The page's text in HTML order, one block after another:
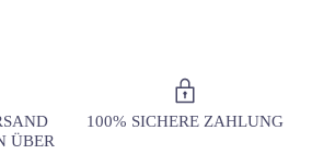
ÜBER
100% SICHERE ZAHLUNG